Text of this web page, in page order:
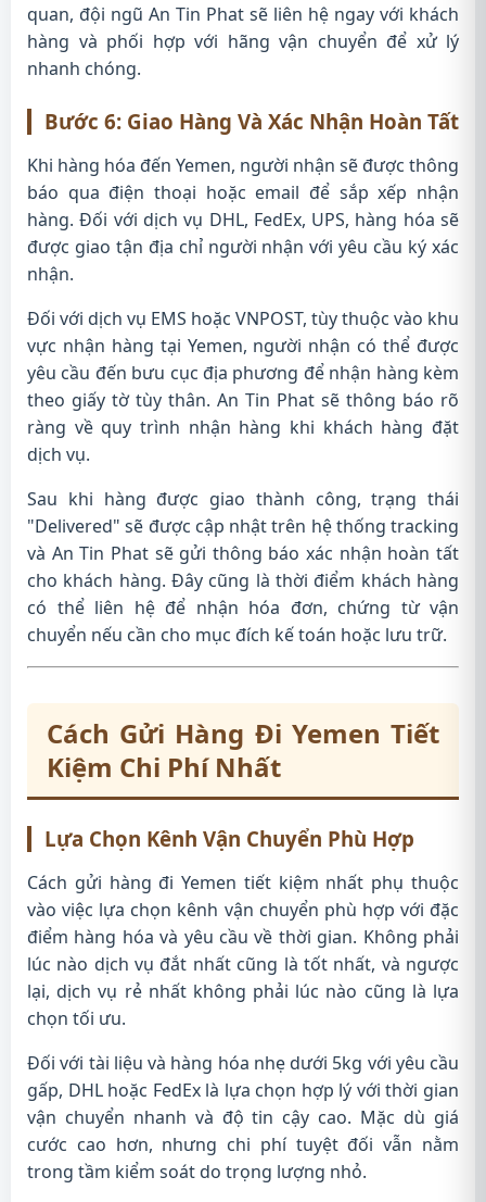
quan, đội ngũ An Tin Phat sẽ liên hệ ngay với khách
hàng và phối hợp với hãng vận chuyển để xử lý
nhanh chóng.
Bước 6: Giao Hàng Và Xác Nhận Hoàn Tất
Khi hàng hóa đến Yemen, người nhận sẽ được thông
báo qua điện thoại hoặc email để sắp xếp nhận
hàng. Đối với dịch vụ DHL, FedEx, UPS, hàng hóa sẽ
được giao tận địa chỉ người nhận với yêu cầu ký xác
nhận.
Đối với dịch vụ EMS hoặc VNPOST, tùy thuộc vào khu
vực nhận hàng tại Yemen, người nhận có thể được
yêu cầu đến bưu cục địa phương để nhận hàng kèm
theo giấy tờ tùy thân. An Tin Phat sẽ thông báo rõ
ràng về quy trình nhận hàng khi khách hàng đặt
dịch vụ.
Sau khi hàng được giao thành công, trạng thái
"Delivered" sẽ được cập nhật trên hệ thống tracking
và An Tin Phat sẽ gửi thông báo xác nhận hoàn tất
cho khách hàng. Đây cũng là thời điểm khách hàng
có thể liên hệ để nhận hóa đơn, chứng từ vận
chuyển nếu cần cho mục đích kế toán hoặc lưu trữ.
Cách Gửi Hàng Đi Yemen Tiết
Kiệm Chi Phí Nhất
Lựa Chọn Kênh Vận Chuyển Phù Hợp
Cách gửi hàng đi Yemen tiết kiệm nhất phụ thuộc
vào việc lựa chọn kênh vận chuyển phù hợp với đặc
điểm hàng hóa và yêu cầu về thời gian. Không phải
lúc nào dịch vụ đắt nhất cũng là tốt nhất, và ngược
lại, dịch vụ rẻ nhất không phải lúc nào cũng là lựa
chọn tối ưu.
Đối với tài liệu và hàng hóa nhẹ dưới 5kg với yêu cầu
gấp, DHL hoặc FedEx là lựa chọn hợp lý với thời gian
vận chuyển nhanh và độ tin cậy cao. Mặc dù giá
cước cao hơn, nhưng chi phí tuyệt đối vẫn nằm
trong tầm kiểm soát do trọng lượng nhỏ.